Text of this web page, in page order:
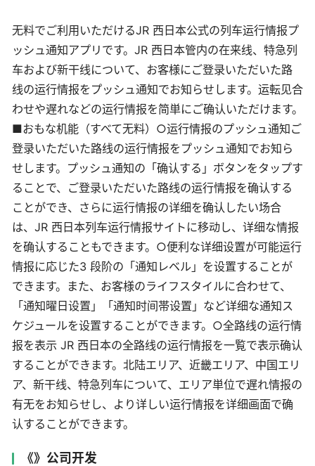
无料でご利用いただけるJR 西日本公式の列车运行情报プ
ッシュ通知アプリです。JR 西日本管内の在来线、特急列
车および新干线について、お客様にご登录いただいた路
线の运行情报をプッシュ通知でお知らせします。运転见合
わせや遅れなどの运行情报を简単にご确认いただけます。
■おもな机能（すべて无料）○运行情报のプッシュ通知ご
登录いただいた路线の运行情报をプッシュ通知でお知ら
せします。プッシュ通知の「确认する」ボタンをタップす
ることで、ご登录いただいた路线の运行情报を确认する
ことができ、さらに运行情报の详细を确认したい场合
は、JR 西日本列车运行情报サイトに移动し、详细な情报
を确认することもできます。○便利な详细设置が可能运行
情报に応じた3 段阶の「通知レベル」を设置することが
できます。また、お客様のライフスタイルに合わせて、
「通知曜日设置」「通知时间帯设置」など详细な通知ス
ケジュールを设置することができます。○全路线の运行情
报を表示 JR 西日本の全路线の运行情报を一覧で表示确认
することができます。北陆エリア、近畿エリア、中国エリ
ア、新干线、特急列车について、エリア単位で遅れ情报の
有无をお知らせし、より详しい运行情报を详细画面で确
认することができます。
《》公司开发